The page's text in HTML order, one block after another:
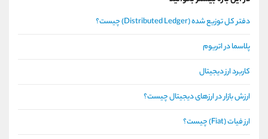
دفتر کل توزیع شده (Distributed Ledger) چیست؟
پلاسما در اتریوم
کاربرد ارز دیجیتال
ارزش بازار در ارزهای دیجیتال چیست؟
ارز فیات (Fiat) چیست؟